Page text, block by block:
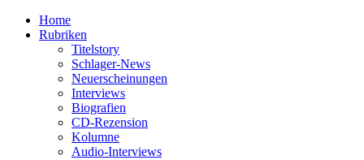
Home
Rubriken
Titelstory
Schlager-News
Neuerscheinungen
Interviews
Biografien
CD-Rezension
Kolumne
Audio-Interviews